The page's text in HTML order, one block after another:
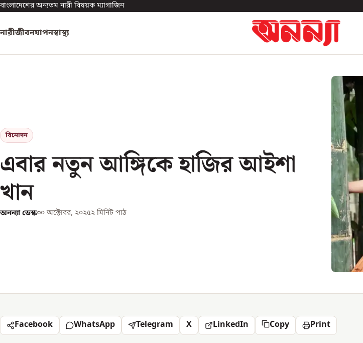
বাংলাদেশের অন্যতম নারী বিষয়ক ম্যাগাজিন
নারীজীবনযাপনস্বাস্থ্য
বিনোদন
এবার নতুন আঙ্গিকে হাজির আইশা
খান
অনন্যা ডেস্ক৩০ অক্টোবর, ২০২৫২ মিনিট পাঠ
Facebook WhatsApp Telegram X LinkedIn Copy Print